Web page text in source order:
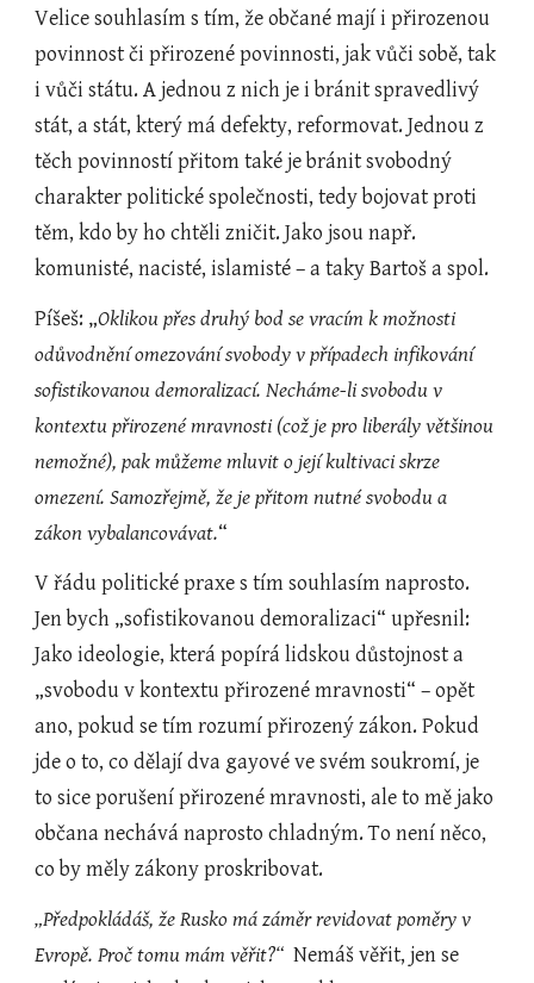
Velice souhlasím s tím, že občané mají i přirozenou
povinnost či přirozené povinnosti, jak vůči sobě, tak
i vůči státu. A jednou z nich je i bránit spravedlivý
stát, a stát, který má defekty, reformovat. Jednou z
těch povinností přitom také je bránit svobodný
charakter politické společnosti, tedy bojovat proti
těm, kdo by ho chtěli zničit. Jako jsou např.
komunisté, nacisté, islamisté – a taky Bartoš a spol.
Píšeš: „Oklikou přes druhý bod se vracím k možnosti
odůvodnění omezování svobody v případech infikování
sofistikovanou demoralizací. Necháme-li svobodu v
kontextu přirozené mravnosti (což je pro liberály většinou
nemožné), pak můžeme mluvit o její kultivaci skrze
omezení. Samozřejmě, že je přitom nutné svobodu a
zákon vybalancovávat.“
V řádu politické praxe s tím souhlasím naprosto.
Jen bych „sofistikovanou demoralizaci“ upřesnil:
Jako ideologie, která popírá lidskou důstojnost a
„svobodu v kontextu přirozené mravnosti“ – opět
ano, pokud se tím rozumí přirozený zákon. Pokud
jde o to, co dělají dva gayové ve svém soukromí, je
to sice porušení přirozené mravnosti, ale to mě jako
občana nechává naprosto chladným. To není něco,
co by měly zákony proskribovat.
„Předpokládáš, že Rusko má záměr revidovat poměry v
Evropě. Proč tomu mám věřit?“ Nemáš věřit, jen se